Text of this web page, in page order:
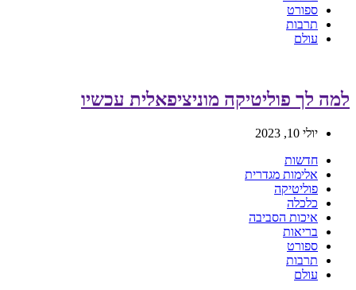
ספורט
תרבות
עולם
למה לך פוליטיקה מוניציפאלית עכשיו
יולי 10, 2023
חדשות
אלימות מגדרית
פוליטיקה
כלכלה
איכות הסביבה
בריאות
ספורט
תרבות
עולם